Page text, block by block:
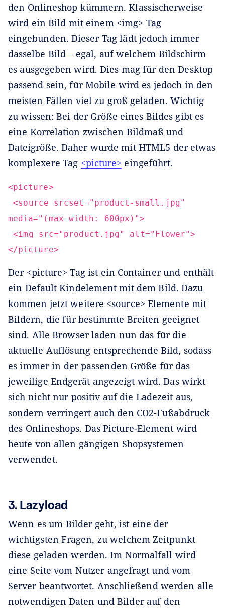
den Onlineshop kümmern. Klassischerweise
wird ein Bild mit einem <img> Tag
eingebunden. Dieser Tag lädt jedoch immer
dasselbe Bild – egal, auf welchem Bildschirm
es ausgegeben wird. Dies mag für den Desktop
passend sein, für Mobile wird es jedoch in den
meisten Fällen viel zu groß geladen. Wichtig
zu wissen: Bei der Größe eines Bildes gibt es
eine Korrelation zwischen Bildmaß und
Dateigröße. Daher wurde mit HTML5 der etwas
komplexere Tag <picture> eingeführt.
<picture>
<source srcset="product-small.jpg"
media="(max-width: 600px)">
<img src="product.jpg" alt="Flower">
</picture>
Der <picture> Tag ist ein Container und enthält
ein Default Kindelement mit dem Bild. Dazu
kommen jetzt weitere <source> Elemente mit
Bildern, die für bestimmte Breiten geeignet
sind. Alle Browser laden nun das für die
aktuelle Auflösung entsprechende Bild, sodass
es immer in der passenden Größe für das
jeweilige Endgerät angezeigt wird. Das wirkt
sich nicht nur positiv auf die Ladezeit aus,
sondern verringert auch den CO2-Fußabdruck
des Onlineshops. Das Picture-Element wird
heute von allen gängigen Shopsystemen
verwendet.
3. Lazyload
Wenn es um Bilder geht, ist eine der
wichtigsten Fragen, zu welchem Zeitpunkt
diese geladen werden. Im Normalfall wird
eine Seite vom Nutzer angefragt und vom
Server beantwortet. Anschließend werden alle
notwendigen Daten und Bilder auf den